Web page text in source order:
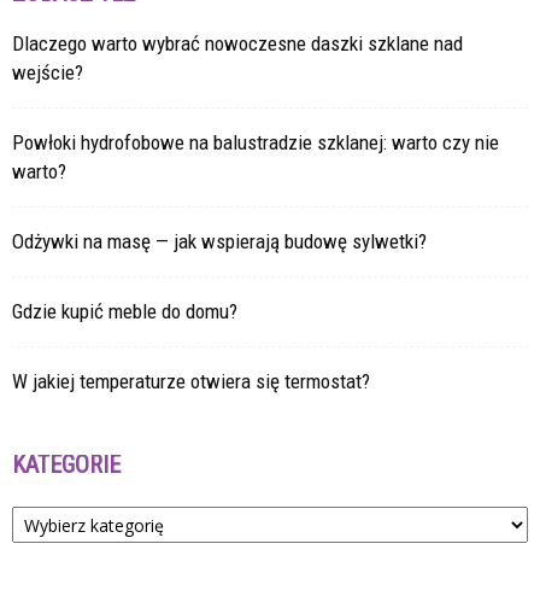
Dlaczego warto wybrać nowoczesne daszki szklane nad
wejście?
Powłoki hydrofobowe na balustradzie szklanej: warto czy nie
warto?
Odżywki na masę — jak wspierają budowę sylwetki?
Gdzie kupić meble do domu?
W jakiej temperaturze otwiera się termostat?
KATEGORIE
Kategorie